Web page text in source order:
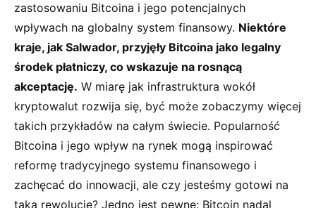
zastosowaniu ​Bitcoina⁢ i jego potencjalnych
wpływach na globalny system finansowy. Niektóre
kraje, jak ⁣Salwador, przyjęły Bitcoina jako legalny
środek ⁤płatniczy, co wskazuje⁢ na rosnącą
akceptację. W miarę jak​ infrastruktura wokół
kryptowalut rozwija się, być może zobaczymy więcej
takich przykładów na całym świecie. Popularność
Bitcoina i jego wpływ na rynek mogą inspirować
reformę tradycyjnego systemu‌ finansowego i
zachęcać do innowacji, ale‍ czy jesteśmy gotowi na
taką rewolucję? Jedno jest⁢ pewne: Bitcoin nadal